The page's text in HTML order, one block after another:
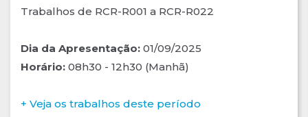
Trabalhos de RCR-R001 a RCR-R022
Dia da Apresentação: 01/09/2025
Horário: 08h30 - 12h30 (Manhã)
+ Veja os trabalhos deste período